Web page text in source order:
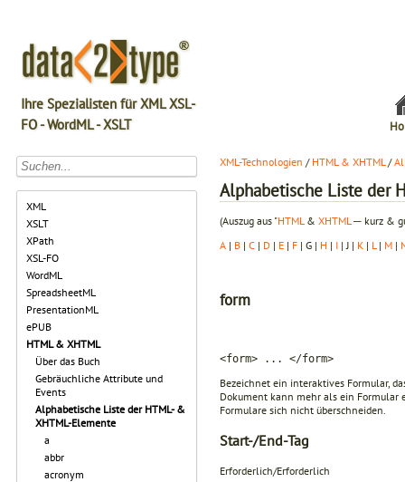
Ihre Spezialisten für XML XSL-
FO - WordML - XSLT
XML
XSLT
XPath
XSL-FO
WordML
SpreadsheetML
PresentationML
ePUB
HTML & XHTML
Über das Buch
Gebräuchliche Attribute und
Events
Alphabetische Liste der HTML- &
XHTML-Elemente
a
abbr
acronym
XML-Technologien / HTML & XHTML/
Alphabetische Liste der
(Auszug aus "HTML & XHTML ─ kurz &
A | B | C | D | E | F | G | H | I | J | K | L | M |
form
<form> ... </form>
Bezeichnet ein interaktives Formular,
Dokument kann mehr als ein Formular
Formulare sich nicht überschneiden.
Start-/End-Tag
Erforderlich/Erforderlich